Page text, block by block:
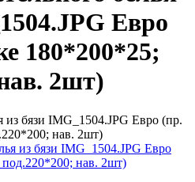
Евро
180*200*25;
2шт)
из бязи IMG_1504.JPG Евро (пр.
нав. 2шт)